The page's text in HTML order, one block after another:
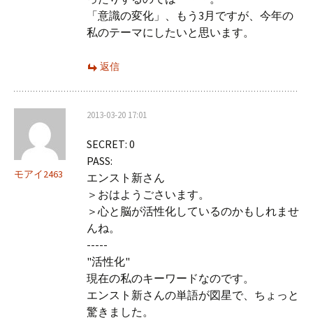
「意識の変化」、もう3月ですが、今年の
私のテーマにしたいと思います。
返信
モアイ2463
2013-03-20 17:01
SECRET: 0
PASS:
エンスト新さん
＞おはようごさいます。
＞心と脳が活性化しているのかもしれませ
んね。
-----
"活性化"
現在の私のキーワードなのです。
エンスト新さんの単語が図星で、ちょっと
驚きました。